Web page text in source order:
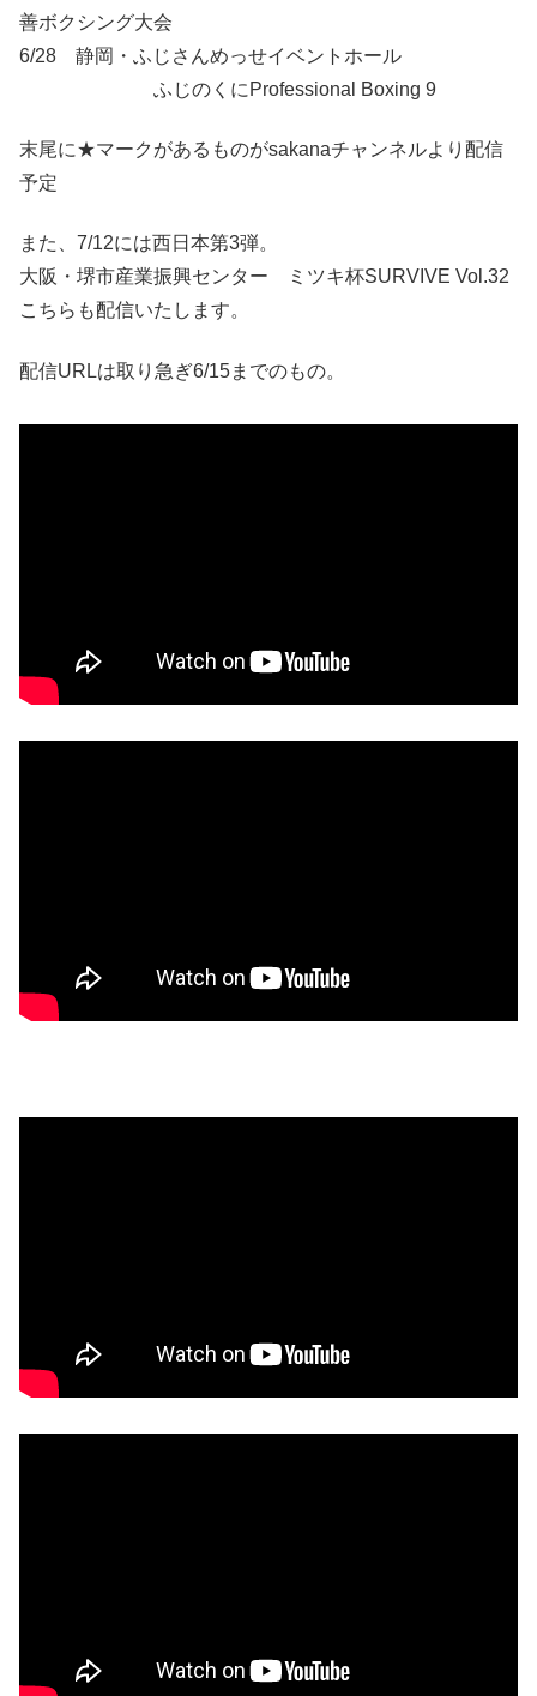
善ボクシング大会
6/28 静岡・ふじさんめっせイベントホール
ふじのくにProfessional Boxing 9
末尾に★マークがあるものがsakanaチャンネルより配信
予定
また、7/12には西日本第3弾。
大阪・堺市産業振興センター ミツキ杯SURVIVE Vol.32
こちらも配信いたします。
配信URLは取り急ぎ6/15までのもの。